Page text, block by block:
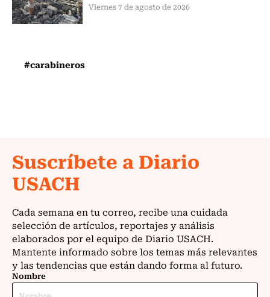
Viernes 7 de agosto de 2026
#carabineros